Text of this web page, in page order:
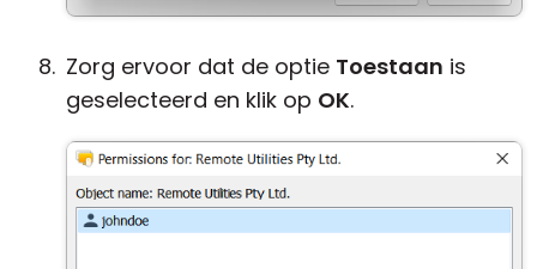
Zorg ervoor dat de optie Toestaan is
geselecteerd en klik op OK.